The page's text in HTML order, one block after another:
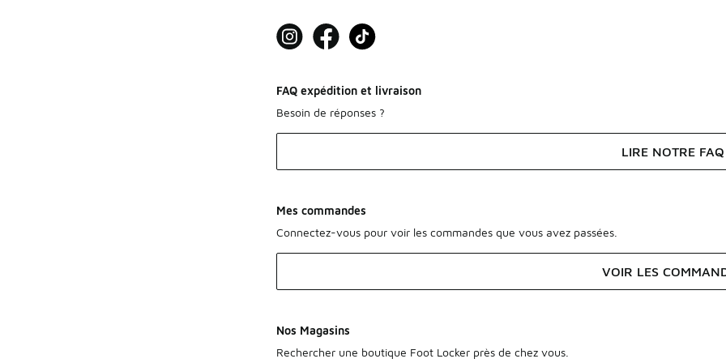
FAQ expédition et livraison
Besoin de réponses ?
LIRE NOTRE FAQ
Mes commandes
Connectez-vous pour voir les commandes que vous avez passées.
VOIR LES
Nos Magasins
Rechercher une boutique Foot Locker près de chez vous.